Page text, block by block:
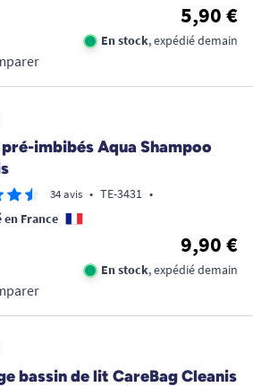
5,90 €
En stock, expédié demain
imbibés Aqua Shampoo
34 avis • TE-3431 •
en France
9,90 €
En stock, expédié demain
bassin de lit CareBag Cleanis